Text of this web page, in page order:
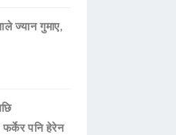
ज्यान गुमाए,
फर्केर पनि हेरेन